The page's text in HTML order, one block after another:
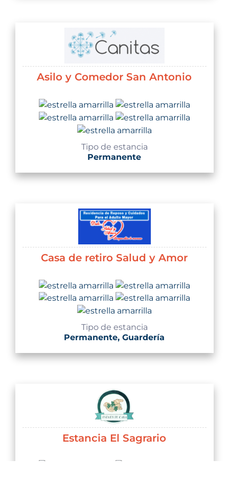
Asilo y Comedor San Antonio
Tipo de estancia
Permanente
Casa de retiro Salud y Amor
Tipo de estancia
Permanente, Guardería
Estancia El Sagrario